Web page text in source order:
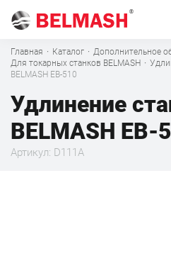
Главная · Каталог · Дополнительное
Для токарных станков BELMASH ·
BELMASH EB-510
Удлинение
BELMASH EB-
Артикул: D111A